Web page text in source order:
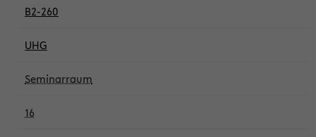
B2-260
UHG
Seminarraum
16